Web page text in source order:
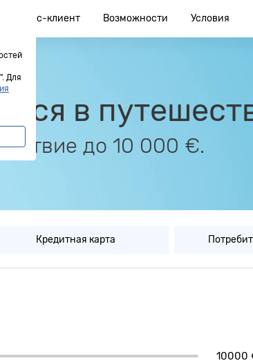
Бизнес-клиент Возможности Условия
в
до 10 000 €.
Кредитная карта
10000
Для